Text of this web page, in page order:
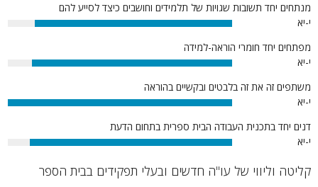
מנתחים יחד תשובות שגויות של תלמידים וחושבים כיצד לסייע להם
י-יא
88%
מפתחים יחד חומרי הוראה-למידה
י-יא
89%
משתפים זה את זה בלבטים ובקשיים בהוראה
י-יא
100%
דנים יחד בתכנית העבודה הבית ספרית בתחום הדעת
י-יא
90%
קליטה וליווי של עו"ה חדשים ובעלי תפקידים בבית הספר